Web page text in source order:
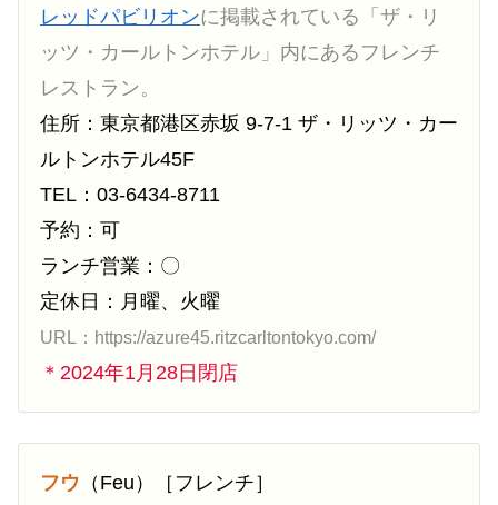
レッドパビリオンに掲載されている「ザ・リ
ッツ・カールトンホテル」内にあるフレンチ
レストラン。
住所：東京都港区赤坂 9-7-1 ザ・リッツ・カー
ルトンホテル45F
TEL：03-6434-8711
予約：可
ランチ営業：〇
定休日：月曜、火曜
URL：https://azure45.ritzcarltontokyo.com/
＊2024年1月28日閉店
フウ （Feu）［フレンチ］